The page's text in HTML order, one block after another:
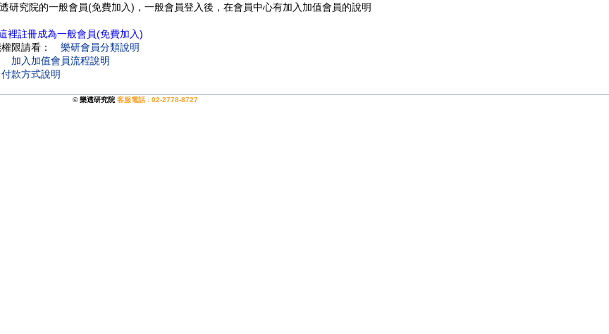
研究院的一般會員(免費加入)，一般會員登入後，在會員中心有加入加值會員的說明
裡註冊成為一般會員(免費加入)
權限請看： 樂研會員分類說明
加入加值會員流程說明
付款方式說明
©樂透研究院 客服電話 : 02-2778-8727